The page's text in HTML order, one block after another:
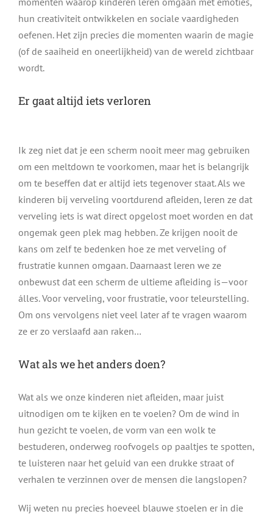
hun creativiteit ontwikkelen en sociale vaardigheden
oefenen. Het zijn precies die momenten waarin de magie
(of de saaiheid en oneerlijkheid) van de wereld zichtbaar
wordt.
Er gaat altijd iets verloren
Ik zeg niet dat je een scherm nooit meer mag gebruiken
om een meltdown te voorkomen, maar het is belangrijk
om te beseffen dat er altijd iets tegenover staat. Als we
kinderen bij verveling voortdurend afleiden, leren ze dat
verveling iets is wat direct opgelost moet worden en dat
ongemak geen plek mag hebben. Ze krijgen nooit de
kans om zelf te bedenken hoe ze met verveling of
frustratie kunnen omgaan. Daarnaast leren we ze
onbewust dat een scherm de ultieme afleiding is—voor
álles. Voor verveling, voor frustratie, voor teleurstelling.
Om ons vervolgens niet veel later af te vragen waarom
ze er zo verslaafd aan raken…
Wat als we het anders doen?
Wat als we onze kinderen niet afleiden, maar juist
uitnodigen om te kijken en te voelen? Om de wind in
hun gezicht te voelen, de vorm van een wolk te
bestuderen, onderweg roofvogels op paaltjes te spotten,
te luisteren naar het geluid van een drukke straat of
verhalen te verzinnen over de mensen die langslopen?
Wij weten nu precies hoeveel blauwe stoelen er in die